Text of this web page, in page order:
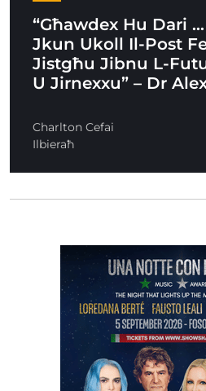
“Għawdex Hu Dari
Jkun Ukoll Il-Post
Jistgħu Jibnu L-
U Jirnexxu” – Dr
Charlton Cefai
Ilbieraħ